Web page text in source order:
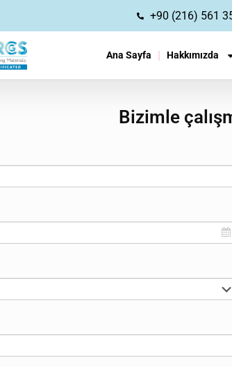
+90 (216) 561
Ana Sayfa Hakkımızda
Bizimle